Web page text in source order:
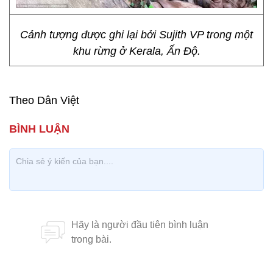
Cảnh tượng được ghi lại bởi Sujith VP trong một
khu rừng ở Kerala, Ấn Độ.
Theo Dân Việt